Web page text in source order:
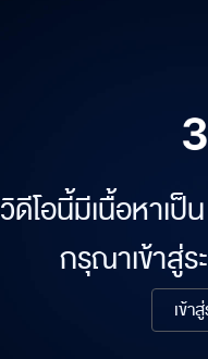
วิดีโอนี้มีเนื้อหาเ
กรุณาเข้าสู่
เข้า